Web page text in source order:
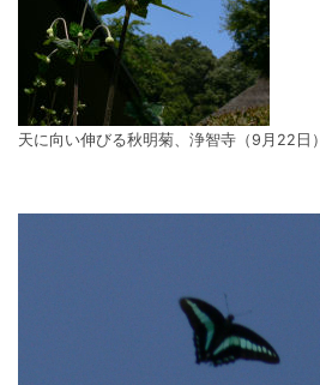
天に向い伸びる秋明菊、浄智寺（9月22日）